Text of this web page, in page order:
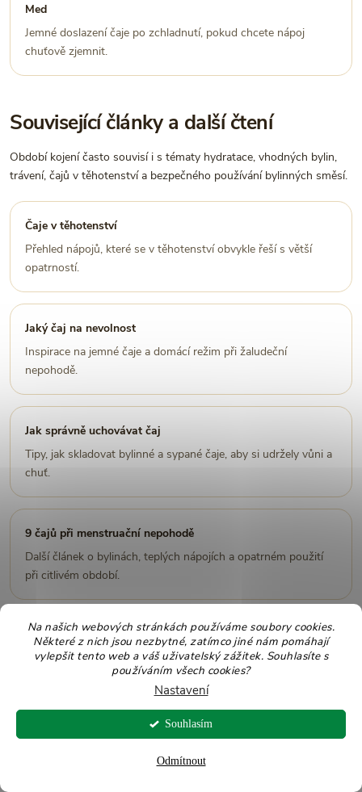
Na našich webových stránkách používáme soubory cookies.
Některé z nich jsou nezbytné, zatímco jiné nám pomáhají
vylepšit tento web a váš uživatelský zážitek. Souhlasíte s
používáním všech cookies?
Nastavení
Odmítnout
Souhlasím
Med
Jemné doslazení čaje po zchladnutí, pokud chcete nápoj
chuťově zjemnit.
Související články a další čtení
Období kojení často souvisí i s tématy hydratace, vhodných bylin,
trávení, čajů v těhotenství a bezpečného používání bylinných směsí.
Čaje v těhotenství
Přehled nápojů, které se v těhotenství obvykle řeší s větší
opatrností.
Jaký čaj na nevolnost
Inspirace na jemné čaje a domácí režim při žaludeční
nepohodě.
Jak správně uchovávat čaj
Tipy, jak skladovat bylinné a sypané čaje, aby si udržely vůni a
chuť.
9 čajů při menstruační nepohodě
Další článek o bylinách, teplých nápojích a opatrném použití
při citlivém období.
15 čajů pro lehčí režim
Přehled čajů pro pitný režim, trávení a běžnou čajovou rutinu
bez přehnaných slibů.
Blog Zdravoslav
Další články o čajích, bylinách, zdravých potravinách a